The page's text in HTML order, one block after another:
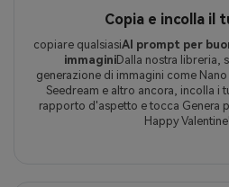
Copia e incolla il
copiare qualsiasiAI prompt per
immaginiDalla nostra libreria,
generazione di immagini come
Seedream e altro ancora, incolla i
rapporto d'aspetto e tocca Genera
Happy